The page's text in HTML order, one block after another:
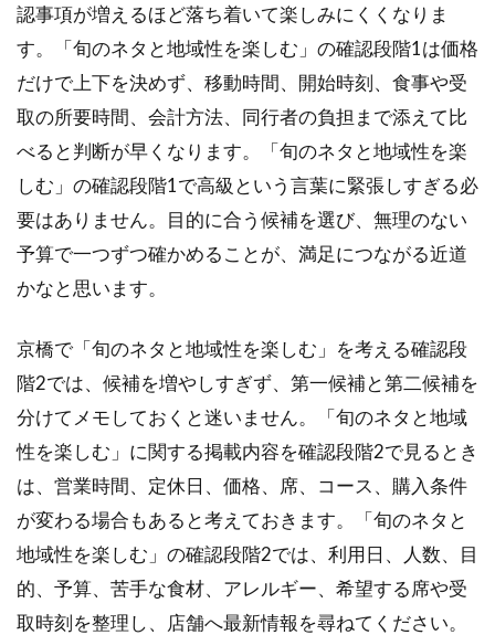
認事項が増えるほど落ち着いて楽しみにくくなりま
す。「旬のネタと地域性を楽しむ」の確認段階1は価格
だけで上下を決めず、移動時間、開始時刻、食事や受
取の所要時間、会計方法、同行者の負担まで添えて比
べると判断が早くなります。「旬のネタと地域性を楽
しむ」の確認段階1で高級という言葉に緊張しすぎる必
要はありません。目的に合う候補を選び、無理のない
予算で一つずつ確かめることが、満足につながる近道
かなと思います。
京橋で「旬のネタと地域性を楽しむ」を考える確認段
階2では、候補を増やしすぎず、第一候補と第二候補を
分けてメモしておくと迷いません。「旬のネタと地域
性を楽しむ」に関する掲載内容を確認段階2で見るとき
は、営業時間、定休日、価格、席、コース、購入条件
が変わる場合もあると考えておきます。「旬のネタと
地域性を楽しむ」の確認段階2では、利用日、人数、目
的、予算、苦手な食材、アレルギー、希望する席や受
取時刻を整理し、店舗へ最新情報を尋ねてください。